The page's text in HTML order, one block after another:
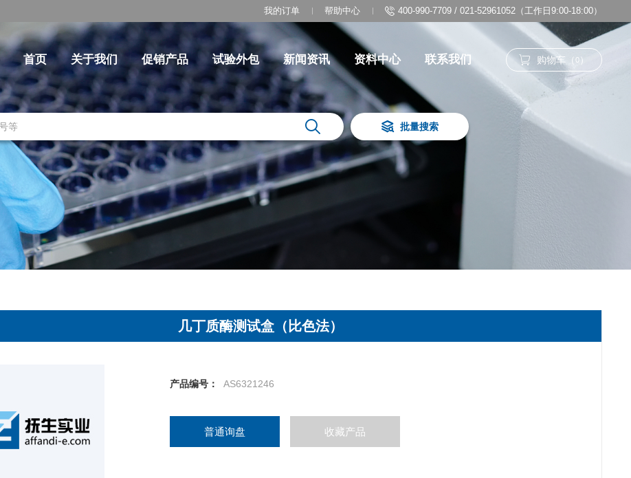
我的订单 帮助中心 400-990-7709 / 021-52961052（工作日9:00-18:00）
首页 关于我们 促销产品 试验外包 新闻资讯 资料中心 联系我们 购物车（ 0 ）
批量搜索
几丁质酶测试盒（比色法）
产品编号： AS6321246
普通询盘 收藏产品